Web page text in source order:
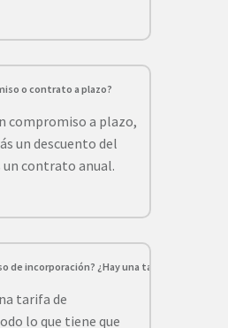
o contrato a plazo?
compromiso a plazo,
un descuento del
un contrato anual.
de incorporación? ¿Hay una tarifa de
tarifa de
lo que tiene que